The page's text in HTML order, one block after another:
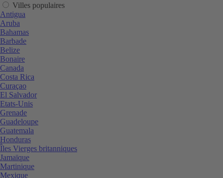
Villes populaires
Antigua
Aruba
Bahamas
Barbade
Belize
Bonaire
Canada
Costa Rica
Curaçao
El Salvador
Etats-Unis
Grenade
Guadeloupe
Guatemala
Honduras
Îles Vierges britanniques
Jamaïque
Martinique
Mexique